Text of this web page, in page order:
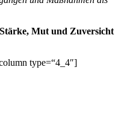
Mut und Zuversicht
type=“4_4″]